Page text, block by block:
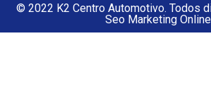
© 2022 K2 Centro Automotivo. Todos
Seo Marketing Online